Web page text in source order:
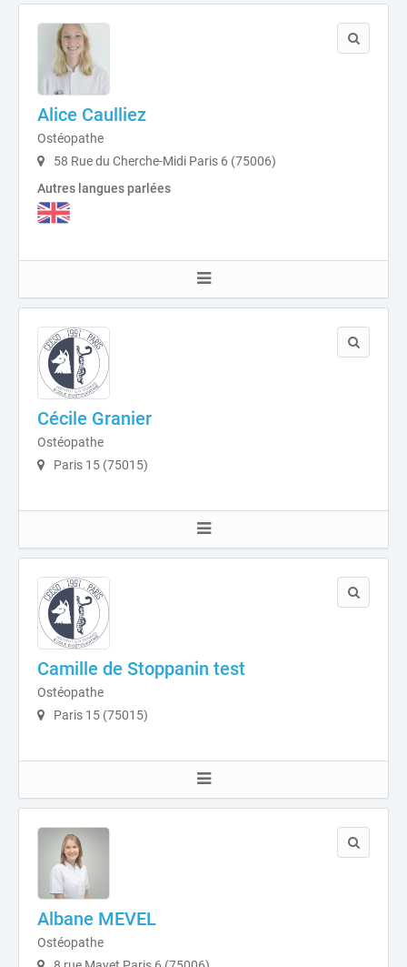
Alice Caulliez
Ostéopathe
58 Rue du Cherche-Midi Paris 6 (75006)
Autres langues parlées
Cécile Granier
Ostéopathe
Paris 15 (75015)
Camille de Stoppanin test
Ostéopathe
Paris 15 (75015)
Albane MEVEL
Ostéopathe